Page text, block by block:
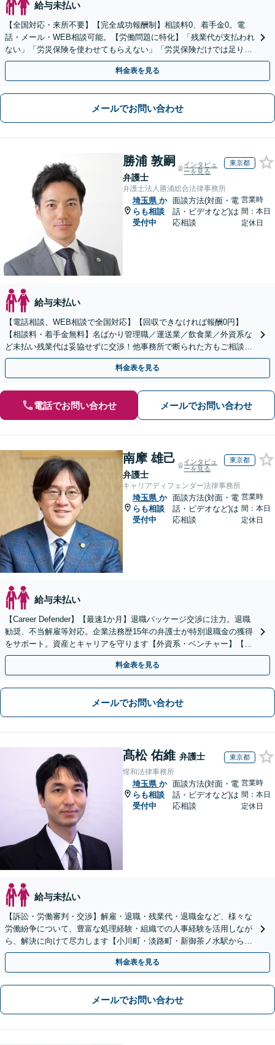
給与未払い
【全国対応・来所不要】【完全成功報酬制】相談料0、着手金0。電
話・メール・WEB相談可能。【労働問題に特化】「残業代が支払われ
ない」「労災保険を使わせてもらえない」「労災保険だけでは足りな
い。損害賠償請求したい」など労働問題はお任せを。
料金表を見る
メールでお問い合わせ
勝浦 敦嗣
弁護士
インタビュ
ーを見る
東京都
弁護士法人勝浦総合法律事務所
埼玉県 か
らも相談
受付中
面談方法(対面・電
話・ビデオなど)は
応相談
営業時
間：本日
定休日
給与未払い
【電話相談、WEB相談で全国対応】【回収できなければ報酬0円】
【相談料・着手金無料】名ばかり管理職／運送業／飲食業／外資系な
ど未払い残業代は妥協せずに交渉！他事務所で断られた方もご相談く
ださい。【解決事例が豊富】土曜日も電話受付しています
料金表を見る
電話でお問い合わせ メールでお問い合わせ
南摩 雄己
弁護士
インタビュ
ーを見る
東京都
キャリアディフェンダー法律事務所
埼玉県 か
らも相談
受付中
面談方法(対面・電
話・ビデオなど)は
応相談
営業時
間：本日
定休日
給与未払い
【Career Defender】【最速1か月】退職パッケージ交渉に注力。退職
勧奨、不当解雇等対応。企業法務歴15年の弁護士が特別退職金の獲得
をサポート。資産とキャリアを守ります【外資系・ベンチャー】【初
回面談無料】【オンライン完結】
料金表を見る
メールでお問い合わせ
髙松 佑維 弁護士 東京都
惺和法律事務所
埼玉県 か
らも相談
受付中
面談方法(対面・電
話・ビデオなど)は
応相談
営業時
間：本日
定休日
給与未払い
【訴訟・労働審判・交渉】解雇・退職・残業代・退職金など、様々な
労働紛争について、豊富な処理経験・組織での人事経験を活用しなが
ら、解決に向けて尽力します【小川町・淡路町・新御茶ノ水駅から約
1分、御茶ノ水駅も利用可】
料金表を見る
メールでお問い合わせ